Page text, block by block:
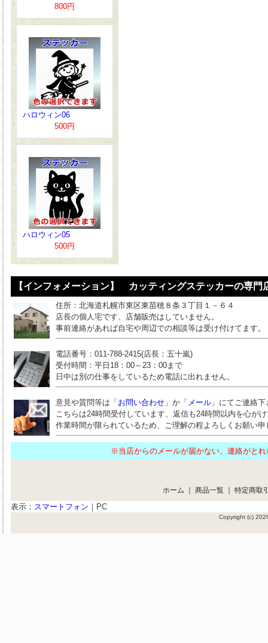
800円
ハロウィン06
500円
ハロウィン05
500円
【インフォメーション】 カッティングステッカーの専門
住所：北海道札幌市東区東苗穂８条３丁目１－６４
店長の個人宅です、店舗販売はしていません。
事前連絡があれば自宅や周辺での相談等は受け付けてます。
電話番号：011-788-2415(店長：五十嵐)
受付時間：平日18：00～23：00まで
日中は別の仕事をしているため電話に出れません。
意見や質問等は「 お問い合わせ 」か「 メール 」にてご連絡
こちらは24時間受付しています、返信も24時間以内を心が
作業時間が限られているため、ご理解の程よろしくお願い申
※当店からのメールが届かない、連絡が
ホーム ｜ 商品一覧 ｜ 特定商取
表示： スマートフォン ｜ PC
Copyright (c)